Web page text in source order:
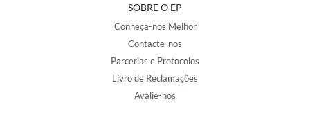
SOBRE O EP
Conheça-nos Melhor
Contacte-nos
Parcerias e Protocolos
Livro de Reclamações
Avalie-nos